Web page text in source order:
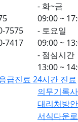
7575
7417
- 화~금
09:00 ~
- 토요일
09:00 ~
- 점심시간
13:00 ~
급진료 24시간 진료
의무기록
대리처방
서식다운